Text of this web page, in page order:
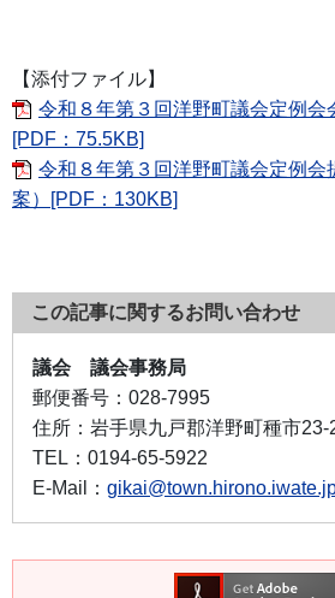
【添付ファイル】
令和８年第３回洋野町議会定例会
[PDF：75.5KB]
令和８年第３回洋野町議会定例会
案）[PDF：130KB]
この記事に関するお問い合わせ
議会 議会事務局
郵便番号： 028-7995
住所： 岩手県九戸郡洋野町種市
TEL： 0194-65-5922
E-Mail：